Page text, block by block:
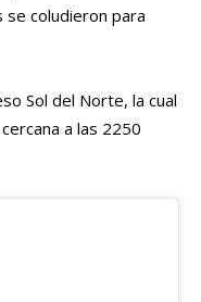
se coludieron para
Sol del Norte, la cual
a las 2250